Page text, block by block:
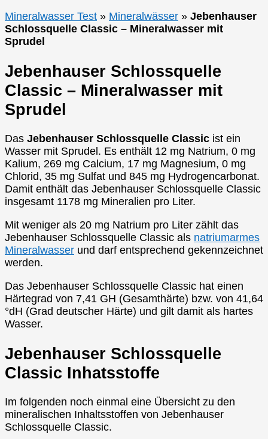
Mineralwasser Test » Mineralwässer » Jebenhauser
Schlossquelle Classic – Mineralwasser mit
Sprudel
Jebenhauser Schlossquelle
Classic – Mineralwasser mit
Sprudel
Das Jebenhauser Schlossquelle Classic ist ein
Wasser mit Sprudel. Es enthält 12 mg Natrium, 0 mg
Kalium, 269 mg Calcium, 17 mg Magnesium, 0 mg
Chlorid, 35 mg Sulfat und 845 mg Hydrogencarbonat.
Damit enthält das Jebenhauser Schlossquelle Classic
insgesamt 1178 mg Mineralien pro Liter.
Mit weniger als 20 mg Natrium pro Liter zählt das
Jebenhauser Schlossquelle Classic als natriumarmes
Mineralwasser und darf entsprechend gekennzeichnet
werden.
Das Jebenhauser Schlossquelle Classic hat einen
Härtegrad von 7,41 GH (Gesamthärte) bzw. von 41,64
°dH (Grad deutscher Härte) und gilt damit als hartes
Wasser.
Jebenhauser Schlossquelle
Classic Inhatsstoffe
Im folgenden noch einmal eine Übersicht zu den
mineralischen Inhaltsstoffen von Jebenhauser
Schlossquelle Classic.